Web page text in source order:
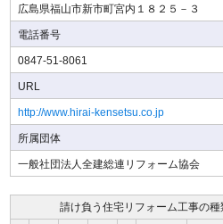
広島県福山市新市町宮内１８２５－３
電話番号
0847-51-8061
URL
http://www.hirai-kensetsu.co.jp
所属団体
一般社団法人全建総連リフォーム協会
請け負う住宅リフォーム工事の種